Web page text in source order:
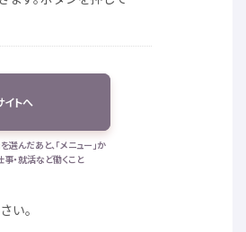
イトへ
」を選んだあと、「メニュー」か
事・就活など働くこと
い。